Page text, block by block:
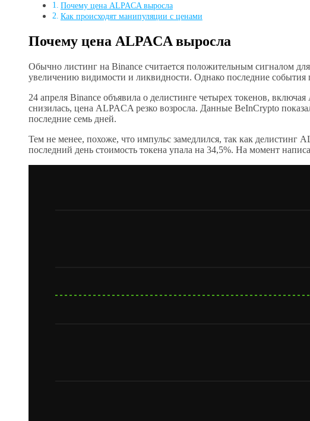
Почему цена ALPACA выросла
Как происходят манипуляции с ценами
Почему цена ALPACA выросла
Обычно листинг на Binance считается положительным сигналом
увеличению видимости и ликвидности. Однако последние события
24 апреля Binance объявила о делистинге четырех токенов,
снизилась, цена ALPACA резко возросла. Данные BeInCrypto
последние семь дней.
Тем не менее, похоже, что импульс замедлился, так как делистинг
последний день стоимость токена упала на 34,5%. На момент